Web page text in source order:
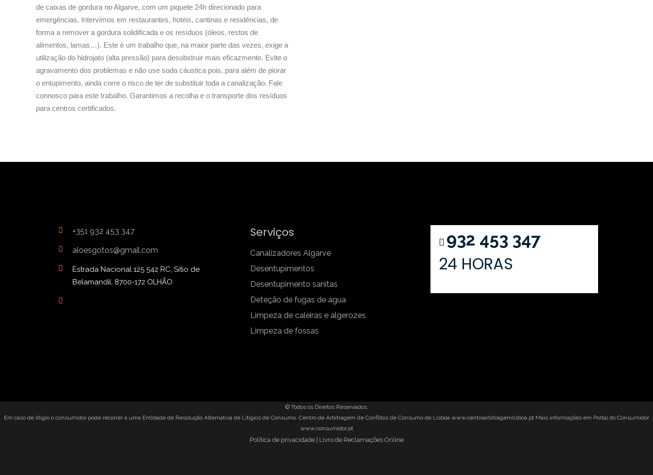
de caixas de gordura no Algarve, com um piquete 24h direcionado para
emergências. Intervimos em restaurantes, hotéis, cantinas e residências, de
forma a remover a gordura solidificada e os resíduos (óleos, restos de
alimentos, lamas…). Este é um trabalho que, na maior parte das vezes, exige a
utilização do hidrojato (alta pressão) para desobstruir mais eficazmente. Evite o
agravamento dos problemas e não use soda cáustica pois, para além de piorar
o entupimento, ainda corre o risco de ter de substituir toda a canalização. Fale
connosco para este trabalho. Garantimos a recolha e o transporte dos resíduos
para centros certificados.
+351 932 453 347
aloesgotos@gmail.com
Estrada Nacional 125 542 RC, Sítio de
Belamandil, 8700-172 OLHÃO
Serviços
Canalizadores Algarve
Desentupimentos
Desentupimento sanitas
Deteção de fugas de água
Limpeza de caleiras e algerozes
Limpeza de fossas
932 453 347
24 HORAS
© Todos os Direitos Reservados.
Em caso de litígio o consumidor pode recorrer a uma Entidade de Resolução Alternativa de Litígios de Consumo. Centro de Arbitragem de Conflitos de Consumo de Lisboa www.centroarbitragemlisboa.pt Mais informações em Portal do Consumidor
www.consumidor.pt
Política de privacidade| Livro de Reclamações Online